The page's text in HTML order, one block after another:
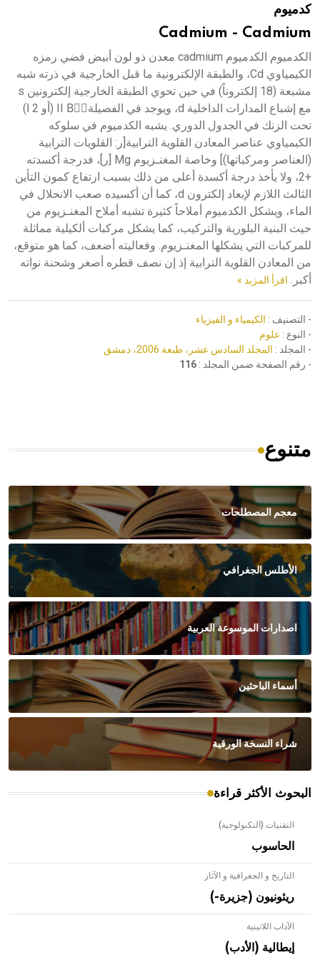
كدميوم
Cadmium - Cadmium
الكدميوم الكدميوم cadmium معدن ذو لون أبيض فضي رمزه
الكيمياوي Cd، والطبقة الإلكترونية ما قبل الخارجية في ذرته شبه
مشبعة (18 إلكتروناً) في حين تحوي الطبقة الخارجية إلكترونين s
مع إشباع المدارات الداخلية d، ويوجد في الفصيلةII Bّّ (أو 2 ا)
تحت الزنك في الجدول الدوري. يشبه الكدميوم في سلوكه
الكيمياوي عناصر المعادن القلوية الترابية[ر: القلويات الترابية
(العناصر ومركباتها)] وخاصة المغنـزيوم Mg [ر]، فدرجة أكسدته
+2، ولا يأخذ درجة أكسدة أعلى من ذلك بسبب ارتفاع كمون التأين
الثالث اللازم لإبعاد إلكترون d، كما أن أكسيده صعب الانحلال في
الماء، ويشكل الكدميوم أملاحاً كثيرة تشبه أملاح المغنـزيوم من
حيث البنية البلورية والتركيب، كما يشكل مركبات ألكيلية مماثلة
للمركبات التي يشكلها المغنـزيوم. وفعاليته أضعف، كما هو متوقع،
من المعادن القلوية الترابية إذ إن نصف قطره أصغر وشحنة نواته
أكبر. اقرأ المزيد »
- التصنيف : الكيمياء و الفيزياء
- النوع : علوم
- المجلد : المجلد السادس عشر، طبعة 2006، دمشق
- رقم الصفحة ضمن المجلد : 116
متنوع
معجم المصطلحات
الأطلس الجغرافي
اصدارات الموسوعة العربية
أسماء الباحثين
شراء النسخة الورقية
البحوث الأكثر قراءة
التقنيات (التكنولوجية)
الحاسوب
التاريخ و الجغرافية و الآثار
ريئونيون (جزيرة-)
الآداب اللاتينية
إيطالية (الأدب)